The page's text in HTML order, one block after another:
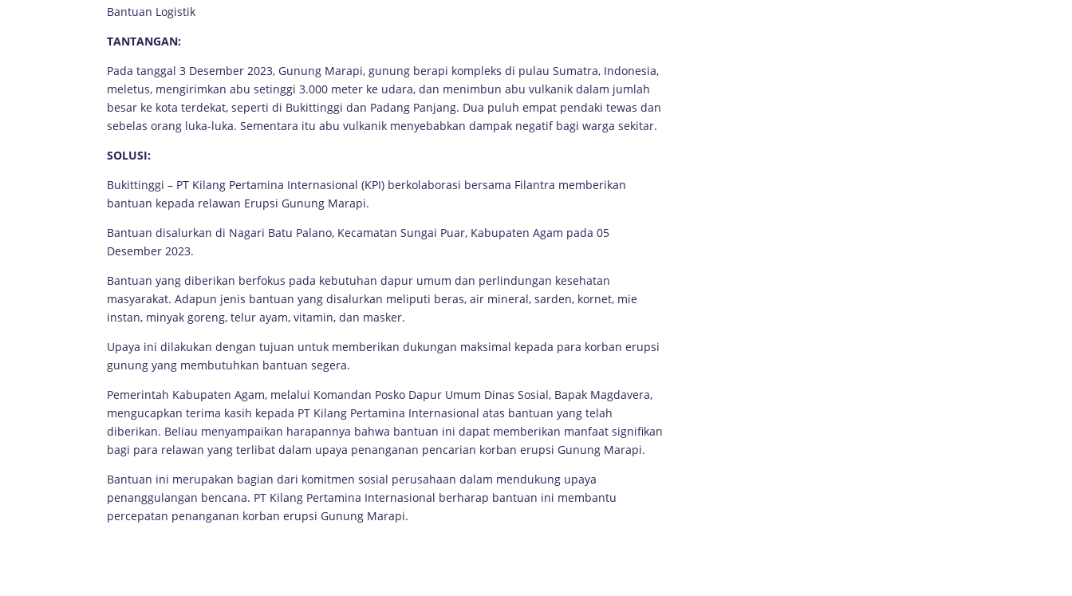
Bantuan Logistik
TANTANGAN:
Pada tanggal 3 Desember 2023, Gunung Marapi, gunung berapi kompleks di pulau Sumatra, Indonesia,
meletus, mengirimkan abu setinggi 3.000 meter ke udara, dan menimbun abu vulkanik dalam jumlah
besar ke kota terdekat, seperti di Bukittinggi dan Padang Panjang. Dua puluh empat pendaki tewas dan
sebelas orang luka-luka. Sementara itu abu vulkanik menyebabkan dampak negatif bagi warga sekitar.
SOLUSI:
Bukittinggi – PT Kilang Pertamina Internasional (KPI) berkolaborasi bersama Filantra memberikan
bantuan kepada relawan Erupsi Gunung Marapi.
Bantuan disalurkan di Nagari Batu Palano, Kecamatan Sungai Puar, Kabupaten Agam pada 05
Desember 2023.
Bantuan yang diberikan berfokus pada kebutuhan dapur umum dan perlindungan kesehatan
masyarakat. Adapun jenis bantuan yang disalurkan meliputi beras, air mineral, sarden, kornet, mie
instan, minyak goreng, telur ayam, vitamin, dan masker.
Upaya ini dilakukan dengan tujuan untuk memberikan dukungan maksimal kepada para korban erupsi
gunung yang membutuhkan bantuan segera.
Pemerintah Kabupaten Agam, melalui Komandan Posko Dapur Umum Dinas Sosial, Bapak Magdavera,
mengucapkan terima kasih kepada PT Kilang Pertamina Internasional atas bantuan yang telah
diberikan. Beliau menyampaikan harapannya bahwa bantuan ini dapat memberikan manfaat signifikan
bagi para relawan yang terlibat dalam upaya penanganan pencarian korban erupsi Gunung Marapi.
Bantuan ini merupakan bagian dari komitmen sosial perusahaan dalam mendukung upaya
penanggulangan bencana. PT Kilang Pertamina Internasional berharap bantuan ini membantu
percepatan penanganan korban erupsi Gunung Marapi.